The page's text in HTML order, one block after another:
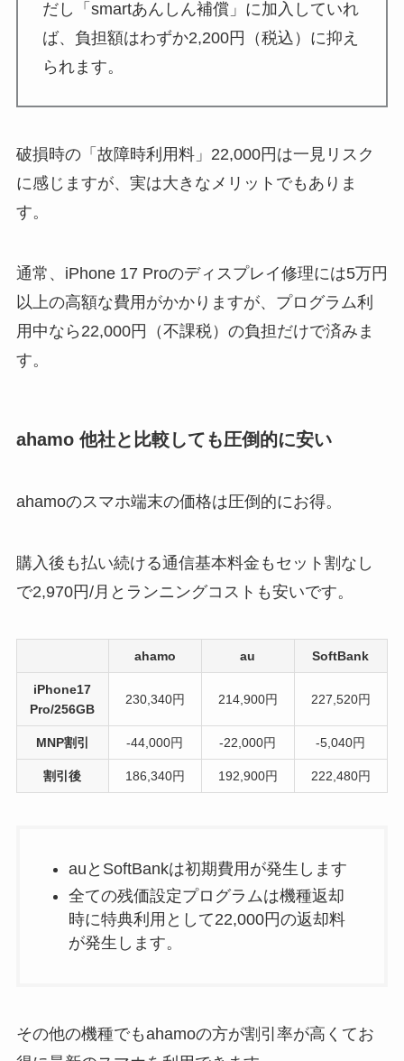
だし「smartあんしん補償」に加入していれ
ば、負担額はわずか2,200円（税込）に抑え
られます。
破損時の「故障時利用料」22,000円は一見リスク
に感じますが、実は大きなメリットでもありま
す。
通常、iPhone 17 Proのディスプレイ修理には5万円
以上の高額な費用がかかりますが、プログラム利
用中なら22,000円（不課税）の負担だけで済みま
す。
ahamo 他社と比較しても圧倒的に安い
ahamoのスマホ端末の価格は圧倒的にお得。
購入後も払い続ける通信基本料金もセット割なし
で2,970円/月とランニングコストも安いです。
ahamo au SoftBank
iPhone17
Pro/256GB
230,340円 214,900円 227,520円
MNP割引 -44,000円 -22,000円 -5,040円
割引後 186,340円 192,900円 222,480円
auとSoftBankは初期費用が発生します
全ての残価設定プログラムは機種返却
時に特典利用として22,000円の返却料
が発生します。
その他の機種でもahamoの方が割引率が高くてお